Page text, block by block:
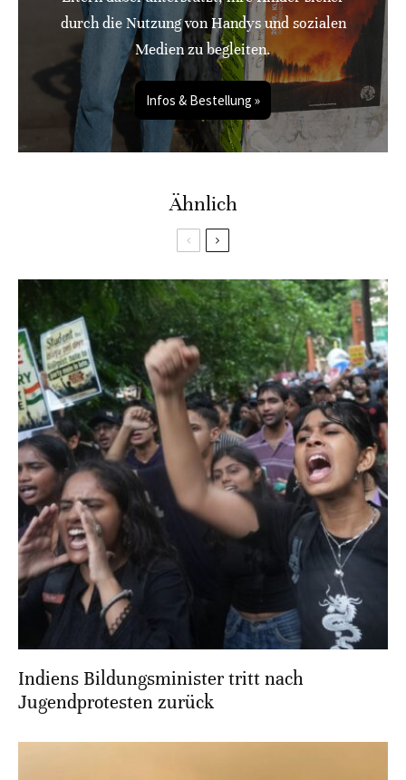
durch die Nutzung von Handys und sozialen
Medien zu begleiten.
Infos & Bestellung »
Ähnlich
Indiens Bildungsminister tritt nach
Jugendprotesten zurück